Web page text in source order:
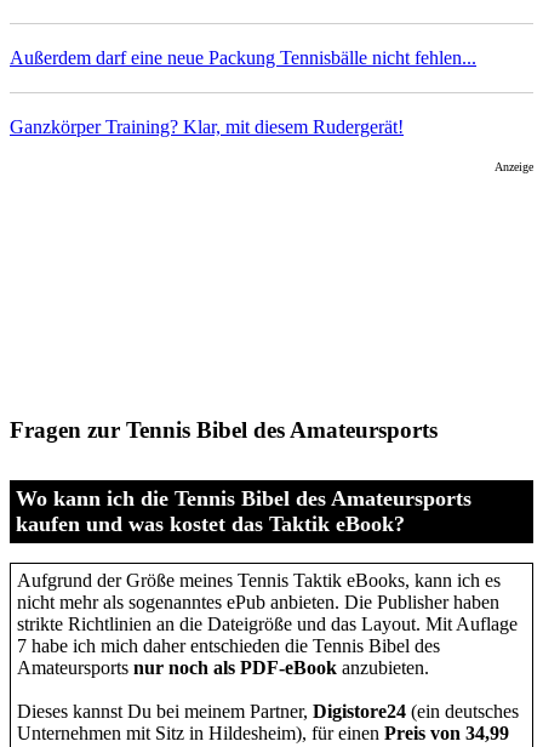
Außerdem darf eine neue Packung Tennisbälle nicht fehlen...
Ganzkörper Training? Klar, mit diesem Rudergerät!
Anzeige
Fragen zur Tennis Bibel des Amateursports
Wo kann ich die Tennis Bibel des Amateursports
kaufen und was kostet das Taktik eBook?
Aufgrund der Größe meines Tennis Taktik eBooks, kann ich es
nicht mehr als sogenanntes ePub anbieten. Die Publisher haben
strikte Richtlinien an die Dateigröße und das Layout. Mit Auflage
7 habe ich mich daher entschieden die Tennis Bibel des
Amateursports nur noch als PDF-eBook anzubieten.
Dieses kannst Du bei meinem Partner, Digistore24 (ein deutsches
Unternehmen mit Sitz in Hildesheim), für einen Preis von 34,99